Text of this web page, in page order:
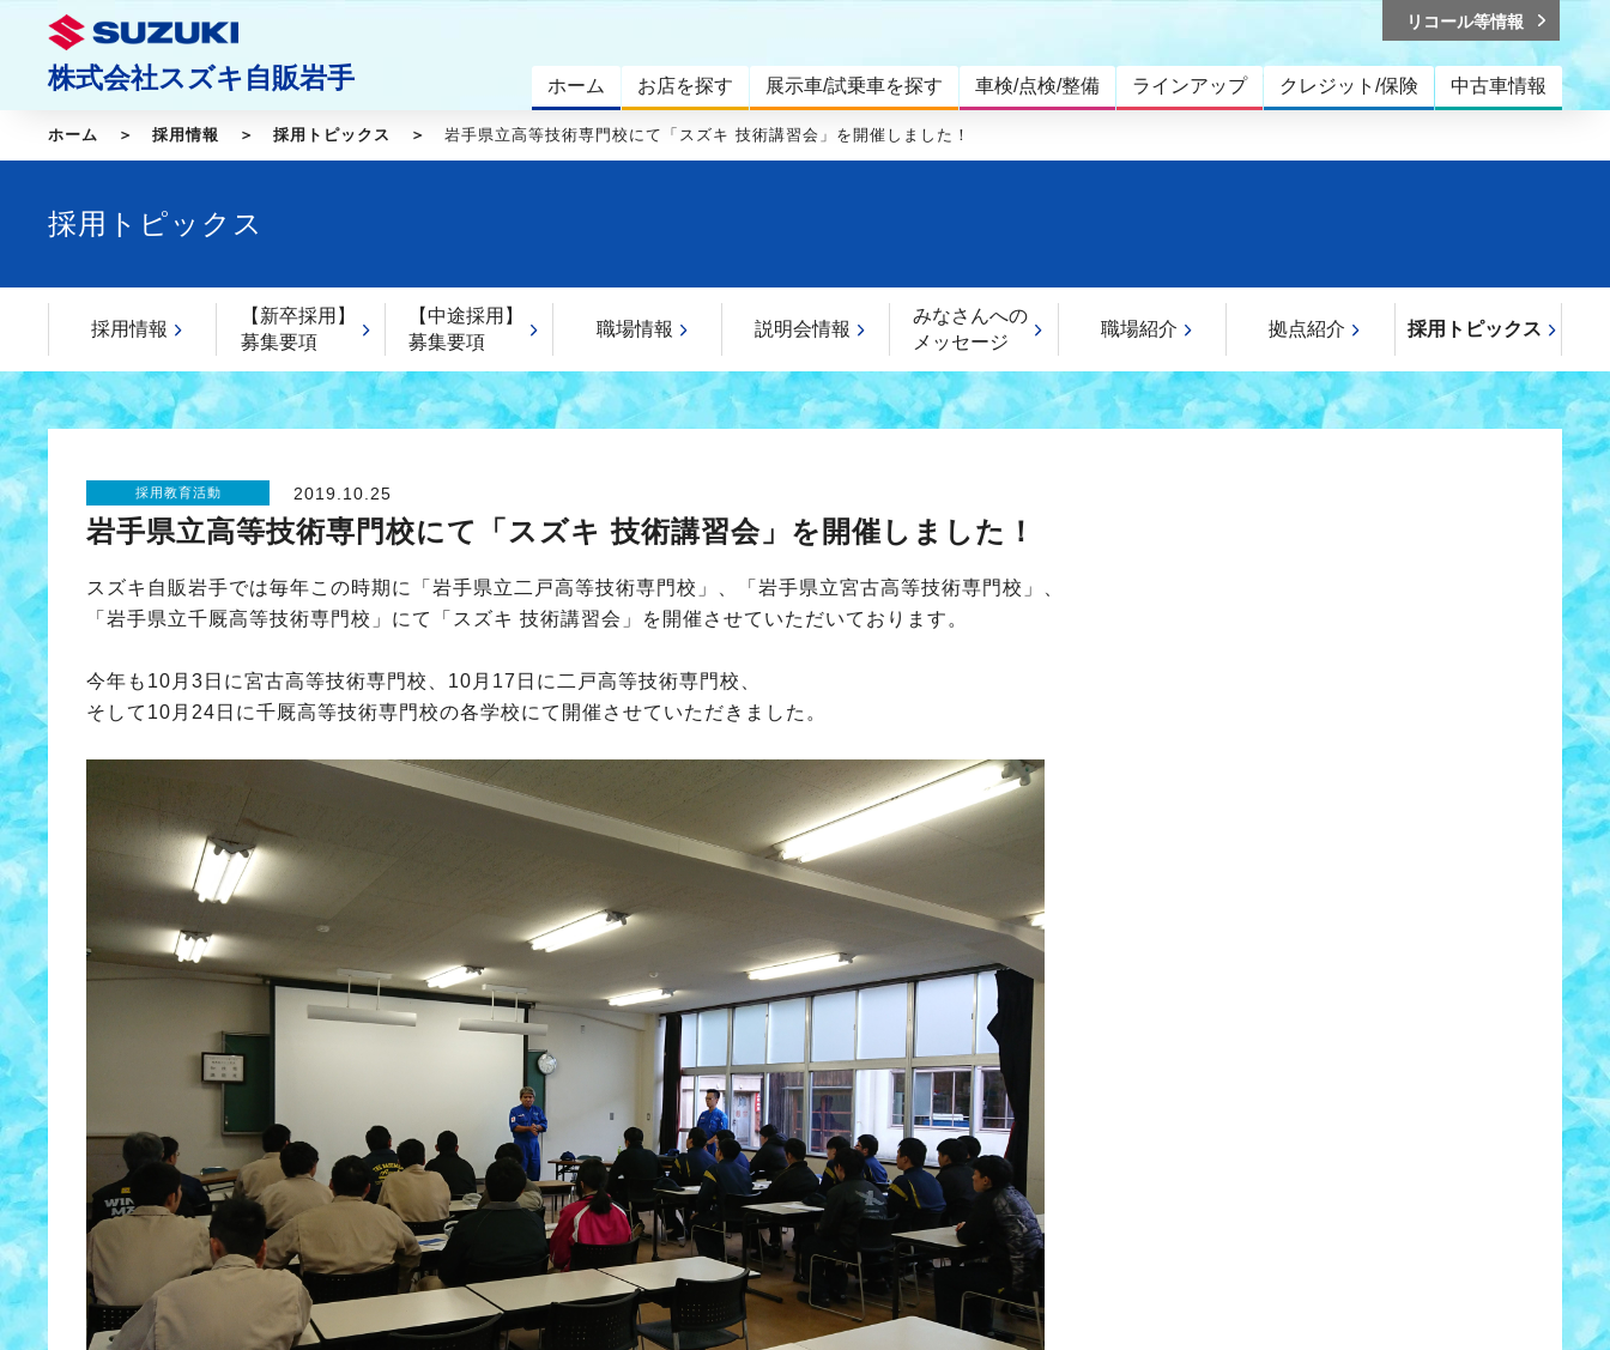
株式会社スズキ自販岩手 ホーム お店を探す 展示車/試乗車を探す 車検/点検/整備 ラインアップ クレジット/保険 中古車情報
リコール等情報
ホーム 採用情報 採用トピックス 岩手県立高等技術専門校にて「スズキ 技術講習会」を開催しました！
採用トピックス
採用情報
【新卒採用】
募集要項
【中途採用】
募集要項
職場情報 説明会情報
みなさんへの
メッセージ
職場紹介 拠点紹介 採用トピックス
採用教育活動 2019.10.25
岩手県立高等技術専門校にて「スズキ 技術講習会」を開催しました！
スズキ自販岩手では毎年この時期に「岩手県立二戸高等技術専門校」、「岩手県立宮古高等技術専門校」、
「岩手県立千厩高等技術専門校」にて「スズキ 技術講習会」を開催させていただいております。
今年も10月3日に宮古高等技術専門校、10月17日に二戸高等技術専門校、
そして10月24日に千厩高等技術専門校の各学校にて開催させていただきました。